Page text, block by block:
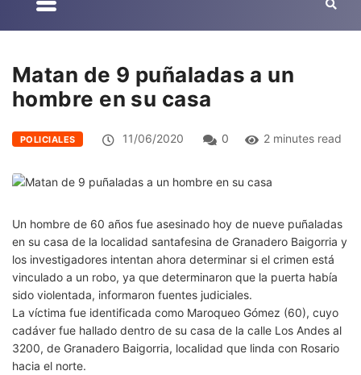
Matan de 9 puñaladas a un
hombre en su casa
POLICIALES 11/06/2020 0 2 minutes read
Un hombre de 60 años fue asesinado hoy de nueve puñaladas
en su casa de la localidad santafesina de Granadero Baigorria y
los investigadores intentan ahora determinar si el crimen está
vinculado a un robo, ya que determinaron que la puerta había
sido violentada, informaron fuentes judiciales.
La víctima fue identificada como Maroqueo Gómez (60), cuyo
cadáver fue hallado dentro de su casa de la calle Los Andes al
3200, de Granadero Baigorria, localidad que linda con Rosario
hacia el norte.